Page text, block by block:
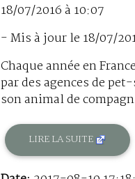
18/07/2016 à 10:07
- Mis à jour le 18/07/
Chaque année en
par des agences de
son animal de
LIRE LA SUITE